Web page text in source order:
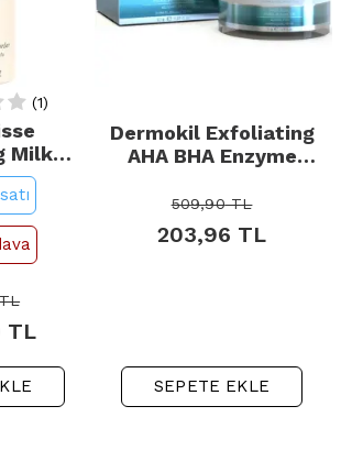
(1)
Milk
TL
Dermokil Exfoliating
AHA BHA Enzyme
Peeling 50gr
509,90TL
203,96 TL
SEPETE EKLE